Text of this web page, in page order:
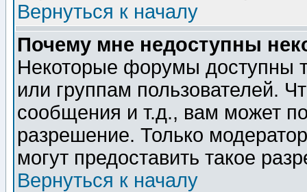
Вернуться к началу
Почему мне недоступны
Некоторые форумы доступны
или группам пользователей.
сообщения и т.д., вам может
разрешение. Только
могут предоставить такое
Вернуться к началу